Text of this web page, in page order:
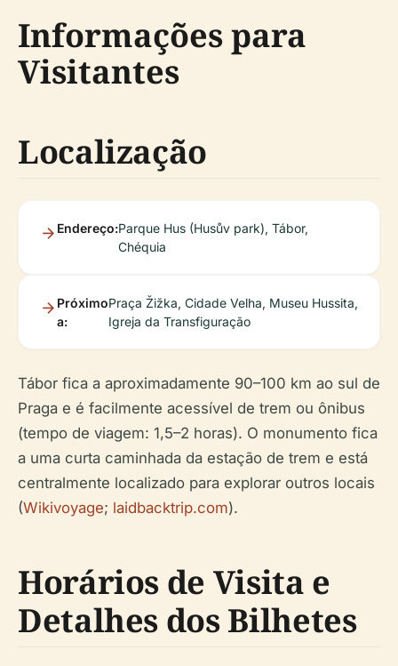
Informações para
Visitantes
Localização
Endereço:Parque Hus (Husův park), Tábor,
Chéquia
Próximo
a:
Praça Žižka, Cidade Velha, Museu Hussita,
Igreja da Transfiguração
Tábor fica a aproximadamente 90–100 km ao sul de
Praga e é facilmente acessível de trem ou ônibus
(tempo de viagem: 1,5–2 horas). O monumento fica
a uma curta caminhada da estação de trem e está
centralmente localizado para explorar outros locais
(Wikivoyage; laidbacktrip.com).
Horários de Visita e
Detalhes dos Bilhetes